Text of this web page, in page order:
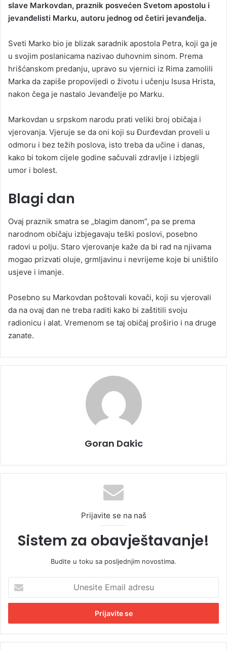
slave Markovdan, praznik posvećen Svetom apostolu i
jevanđelisti Marku, autoru jednog od četiri jevanđelja.
Sveti Marko bio je blizak saradnik apostola Petra, koji ga je
u svojim poslanicama nazivao duhovnim sinom. Prema
hrišćanskom predanju, upravo su vjernici iz Rima zamolili
Marka da zapiše propovijedi o životu i učenju Isusa Hrista,
nakon čega je nastalo Jevanđelje po Marku.
Markovdan u srpskom narodu prati veliki broj običaja i
vjerovanja. Vjeruje se da oni koji su Đurđevdan proveli u
odmoru i bez težih poslova, isto treba da učine i danas,
kako bi tokom cijele godine sačuvali zdravlje i izbjegli
umor i bolest.
Blagi dan
Ovaj praznik smatra se „blagim danom”, pa se prema
narodnom običaju izbjegavaju teški poslovi, posebno
radovi u polju. Staro vjerovanje kaže da bi rad na njivama
mogao prizvati oluje, grmljavinu i nevrijeme koje bi uništilo
usjeve i imanje.
Posebno su Markovdan poštovali kovači, koji su vjerovali
da na ovaj dan ne treba raditi kako bi zaštitili svoju
radionicu i alat. Vremenom se taj običaj proširio i na druge
zanate.
Goran Dakic
Prijavite se na naš
Sistem za obavještavanje!
Budite u toku sa posljednjim novostima.
e
i
t